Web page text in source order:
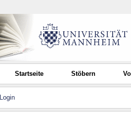
Startseite Stöbern
Login